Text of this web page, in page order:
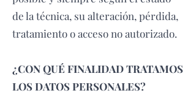
de la técnica, su alteración, pérdida,
tratamiento o acceso no autorizado.
¿CON QUÉ FINALIDAD TRATAMOS
LOS DATOS PERSONALES?